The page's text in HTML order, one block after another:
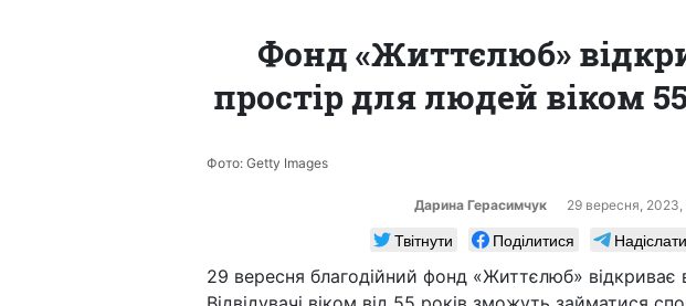
Фонд «Життєлюб»
простір для людей віком
Фото: Getty Images
Дарина Герасимчук 29 вересня,
Твітнути Поділитися Надіслати
29 вересня благодійний фонд «Життєлюб» відкриває